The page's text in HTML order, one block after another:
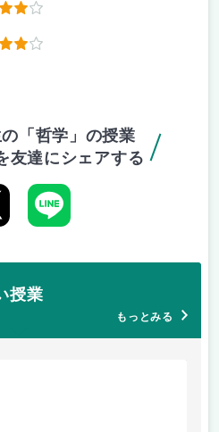
「哲学」の授業
友達にシェアする
授業
もっとみる